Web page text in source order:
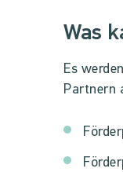
Was
Es
Partnern